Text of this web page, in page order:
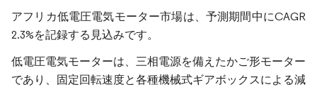
アフリカ低電圧電気モーター市場は、予測期間中にCAGR
2.3%を記録する見込みです。
低電圧電気モーターは、三相電源を備えたかご形モーター
であり、固定回転速度と各種機械式ギアボックスによる減